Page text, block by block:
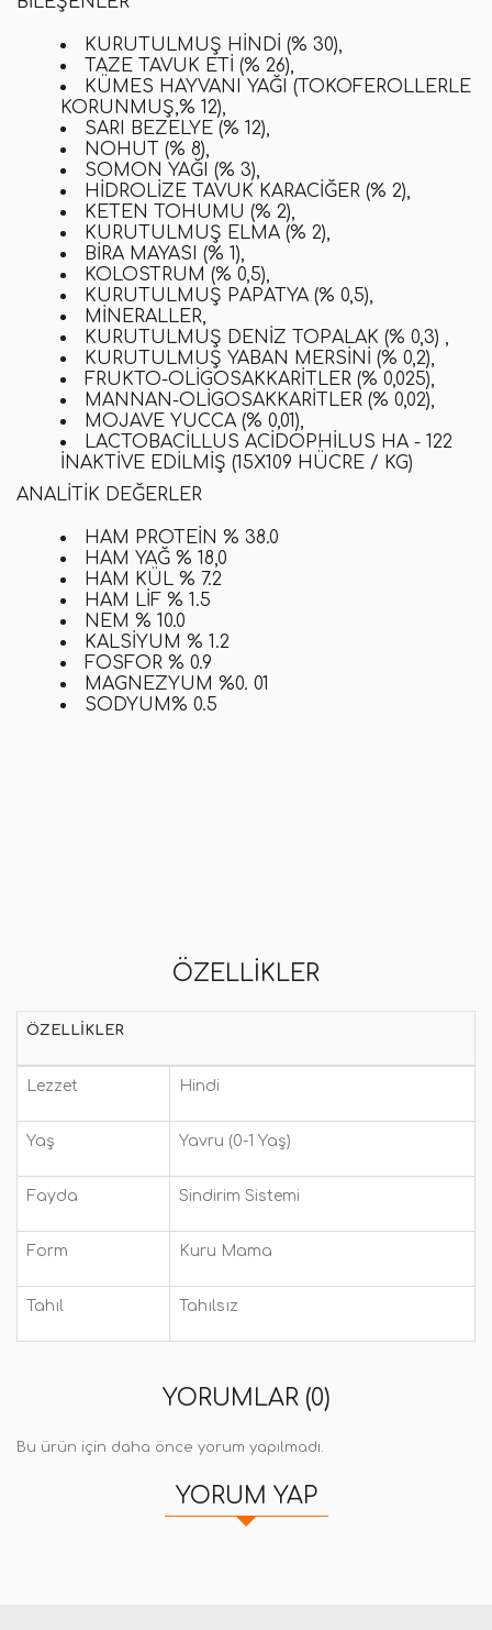
KURUTULMUŞ HINDI (% 30),
TAZE TAVUK ETI (% 26),
KÜMES HAYVANI YAĞI (TOKOFEROLLERLE
KORUNMUŞ,% 12),
SARI BEZELYE (% 12),
NOHUT (% 8),
SOMON YAĞI (% 3),
HIDROLIZE TAVUK KARACIĞER (% 2),
KETEN TOHUMU (% 2),
KURUTULMUŞ ELMA (% 2),
BIRA MAYASI (% 1),
KOLOSTRUM (% 0,5),
KURUTULMUŞ PAPATYA (% 0,5),
MINERALLER,
KURUTULMUŞ DENIZ TOPALAK (% 0,3) ,
KURUTULMUŞ YABAN MERSINI (% 0,2),
FRUKTO-OLIGOSAKKARITLER (% 0,025),
MANNAN-OLIGOSAKKARITLER (% 0,02),
MOJAVE YUCCA (% 0,01),
LACTOBACILLUS ACIDOPHILUS HA - 122
INAKTIVE EDILMIŞ (15X109 HÜCRE / KG)
ANALITIK DEĞERLER
HAM PROTEIN % 38.0
HAM YAĞ % 18,0
HAM KÜL % 7.2
HAM LIF % 1.5
NEM % 10.0
KALSIYUM % 1.2
FOSFOR % 0.9
MAGNEZYUM %0. 01
SODYUM% 0.5
ÖZELLIKLER
ÖZELLIKLER
Lezzet Hindi
Yaş Yavru (0-1 Yaş)
Fayda Sindirim Sistemi
Form Kuru Mama
Tahıl Tahılsız
YORUMLAR (0)
Bu ürün için daha önce yorum yapılmadı.
YORUM YAP